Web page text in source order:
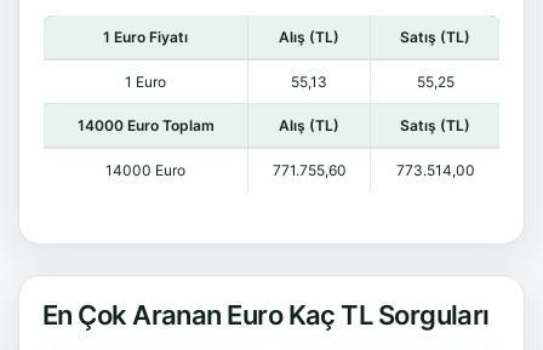
1 Euro Fiyatı Alış (TL) Satış (TL)
1 Euro 55,13 55,25
14000 Euro Toplam Alış (TL) Satış (TL)
14000 Euro 771.755,60 773.514,00
En Çok Aranan Euro Kaç TL Sorguları